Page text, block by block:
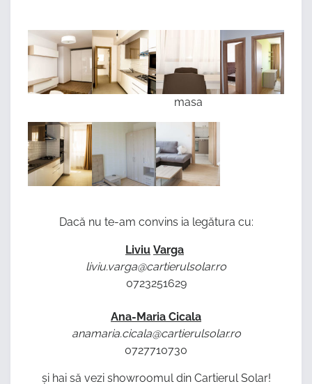
masa
Dacă nu te-am convins ia legătura cu:
Liviu Varga
liviu.varga@cartierulsolar.ro
0723251629
Ana-Maria Cicala
anamaria.cicala@cartierulsolar.ro
0727710730
și hai să vezi showroomul din Cartierul Solar!